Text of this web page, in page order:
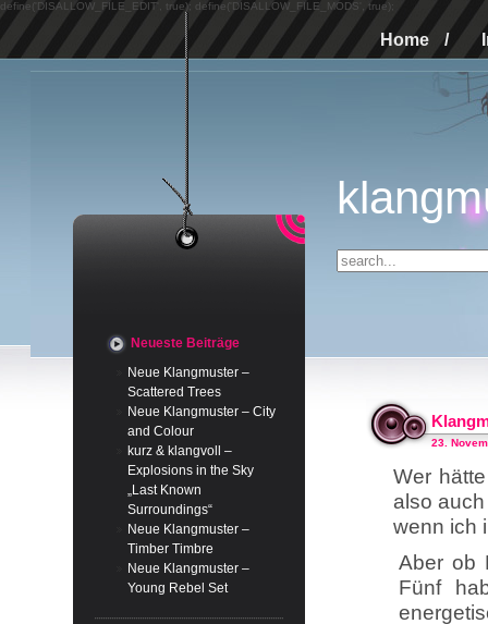
define('DISALLOW_FILE_EDIT', true); define('DISALLOW_FILE_MODS', true);
Home /
Neueste Beiträge
Neue Klangmuster –
Scattered Trees
Neue Klangmuster – City
and Colour
kurz & klangvoll –
Explosions in the Sky
„Last Known
Surroundings“
Neue Klangmuster –
Timber Timbre
Neue Klangmuster –
Young Rebel Set
23.
Wer
also
wenn ich
Aber ob
Fünf